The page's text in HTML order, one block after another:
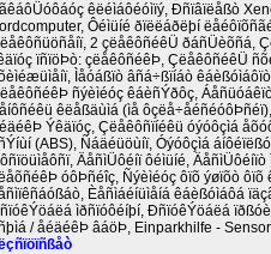
êëéìáôéóìïý, Ðñïâïëåßò
Ôéìüíé ðïëëáðëþí
2 çëåêôñéêÜ ðáñÜèõñá,
ïñïöÞò: çëåêôñéêÞ, ÇëåêôñéêÜ
Ìåóáßïò âñá÷ßïíáò
ñýèìéóç êáèñÝðôç,
êëåßäùìá (ìå
Ýêäïóç, Çëåêôñïíéêü óýóôçìá
(ABS), Ñáäéüöùíï, Óýóôçìá
ÄåñìÜôéíï ôéìüíé,
óôÞñéîç, Ñýèìéóç ôïõ ýøïõò
Èåñìáéíüìåíá êáèßóìáôá
ìðñïóôéíþí, ÐñïóêÝöáëá
/ åéäéêÞ âáöÞ, Einparkhilfe -